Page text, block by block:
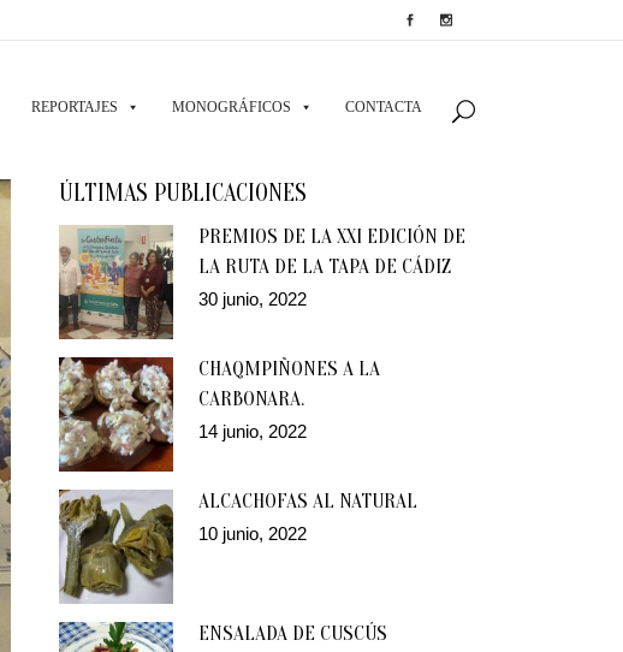
REPORTAJES MONOGRÁFICOS CONTACTA
ÚLTIMAS PUBLICACIONES
PREMIOS DE LA XXI EDICIÓN DE
LA RUTA DE LA TAPA DE CÁDIZ
30 junio, 2022
CHAQMPIÑONES A LA
CARBONARA.
14 junio, 2022
ALCACHOFAS AL NATURAL
10 junio, 2022
ENSALADA DE CUSCÚS